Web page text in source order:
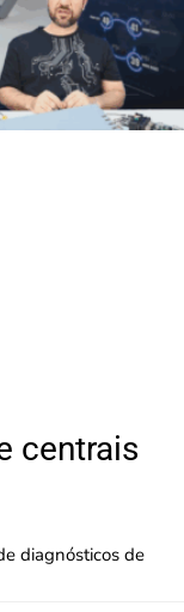
centrais
diagnósticos de